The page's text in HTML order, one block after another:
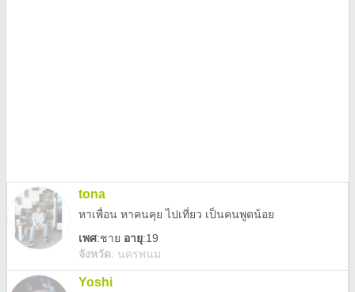
tona
หาเพื่อน หาคนคุย ไปเที่ยว เป็นคนพูดน้อย
เพศ:ชาย อายุ:19
จังหวัด: นครพนม
Yoshi